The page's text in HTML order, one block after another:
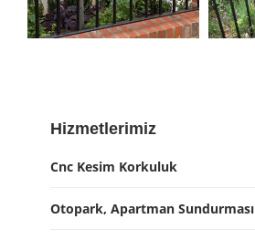
Hizmetlerimiz
Cnc Kesim Korkuluk
Otopark, Apartman Sundurması